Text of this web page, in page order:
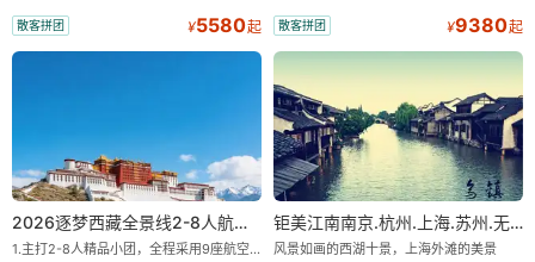
散客拼团 ¥5580起 散客拼团 ¥9380起
2026逐梦西藏全景线2-8人航空座椅小团
1.主打2-8人精品小团，全程采用9座航空座椅车型（360度环抱式座舱），提供VIP级别的舒适出行体验 。供氧保障： 2.全程入住舒适型含氧酒店（低海拔的索松村和林芝除外），并贴心赠送3L氧气和大衣，极大缓解游客的高原反应焦虑 。 3.不走回头路：路线经过精心策划，全程不走回头路，主打深度边境游，随走随停 。 深度纯玩：主打“深度纯玩·精华景点”，把时间全部留给心中的震撼与眼中的美景 。 最长国道：打卡中国最长国道219，畅游珠峰东坡 。
钜美江南南京.杭州.上海.苏州.无锡+双水乡“乌镇.西塘”双飞8日游【一价全含零自费】
风景如画的西湖十景，上海外滩的美景